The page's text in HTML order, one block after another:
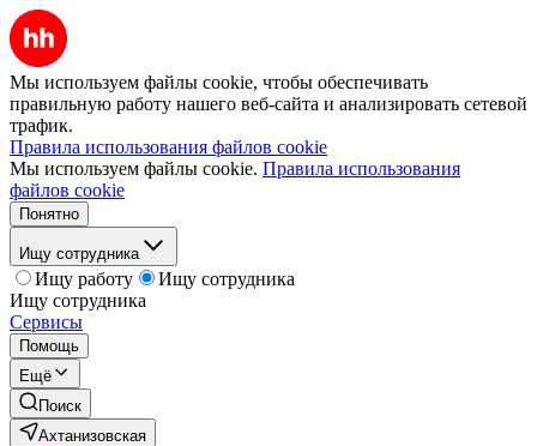
Мы используем файлы cookie, чтобы обеспечивать
правильную работу нашего веб-сайта и анализировать сетевой
трафик.
Правила использования файлов cookie
Мы используем файлы cookie. Правила использования
файлов cookie
Понятно
Ищу сотрудника
Ищу работу
Ищу сотрудника
Ищу сотрудника
Сервисы
Помощь
Ещё
Поиск
Ахтанизовская